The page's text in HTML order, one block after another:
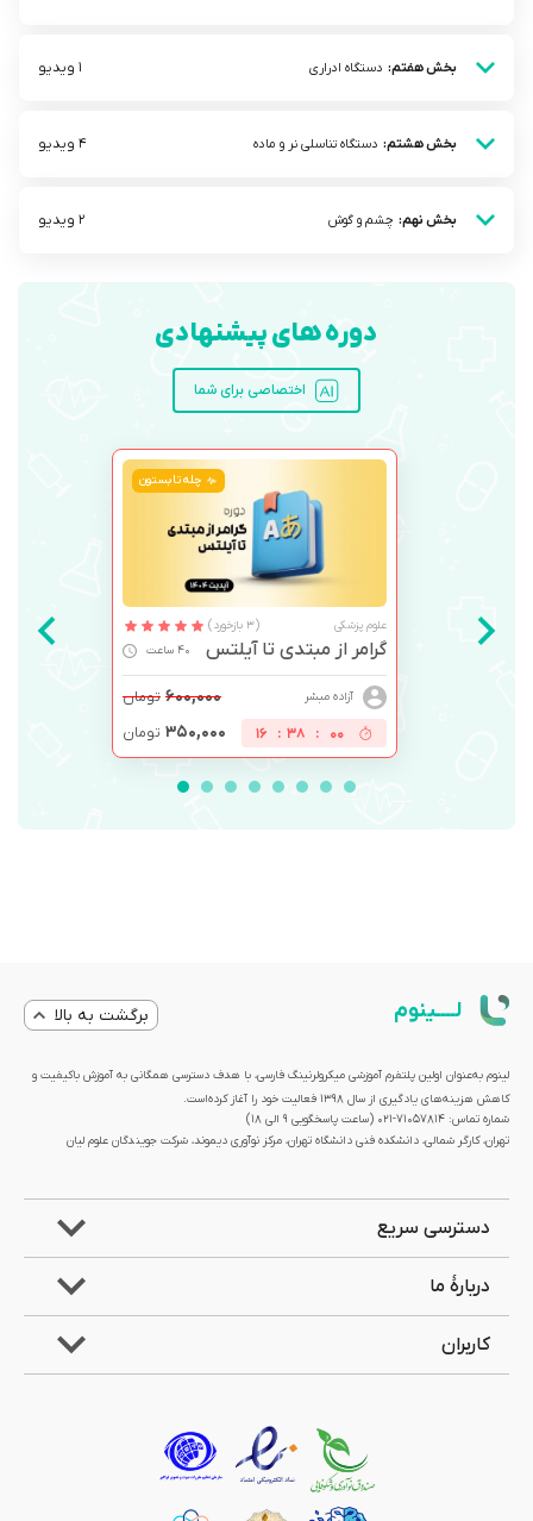
بخش هفتم: دستگاه ادراری 1 ویدیو
بخش هشتم: دستگاه تناسلی نر و ماده 4 ویدیو
بخش نهم: چشم و گوش 2 ویدیو
دوره های پیشنهادی
اختصاصی برای شما
چله تابستون
علوم پزشکی (3 بازخورد)
گرامر از مبتدی تا آیلتس 40 ساعت
آزاده مبشر ۶۰۰,۰۰۰ تومان
00
:
38
:
16 ۳۵۰,۰۰۰ تومان
لــــینوم برگشت به بالا
لینوم به‌عنوان اولین پلتفرم آموزشی میکرولرنینگ فارسی، با هدف دسترسی همگانی به آموزش باکیفیت و
کاهش هزینه‌های یادگیری از سال 1398 فعالیت خود را آغاز کرده‌است.
شماره تماس: 71057814-021 (ساعت پاسخگویی ۹ الی ۱۸)
تهران، کارگر شمالی، دانشکده فنی دانشگاه تهران، مرکز نوآوری دیموند، شرکت جویندگان علوم لیان
دسترسی سریع
دربارۀ ما
کاربران